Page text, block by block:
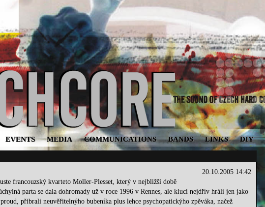
EVENTS MEDIA COMMUNICATIONS BANDS LINKS DIY
20.10.2005 14:42
francouzský kvarteto Moller-Plesset, který v nejbližší době
parta se dala dohromady už v roce 1996 v Rennes, ale kluci nejdřív hráli jen jako
přibrali neuvěřitelnýho bubeníka plus lehce psychopatickýho zpěváka, načež